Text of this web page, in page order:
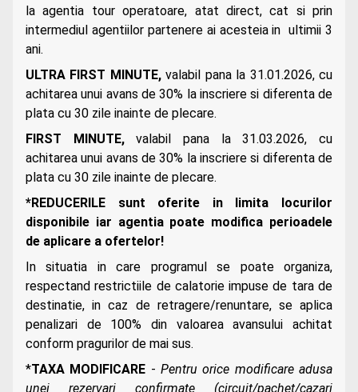
la agentia tour operatoare, atat direct, cat si prin
intermediul agentiilor partenere ai acesteia in ultimii 3
ani.
ULTRA FIRST MINUTE,valabil pana la 31.01.2026, cu
achitarea unui avans de 30% la inscriere si diferenta de
plata cu 30 zile inainte de plecare.
FIRST MINUTE,valabil pana la 31.03.2026, cu
achitarea unui avans de 30% la inscriere si diferenta de
plata cu 30 zile inainte de plecare.
*REDUCERILE sunt oferite in limita locurilor
disponibile iar agentia poate modifica perioadele
de aplicare a ofertelor!
In situatia in care programul se poate organiza,
respectand restrictiile de calatorie impuse de tara de
destinatie, in caz de retragere/renuntare, se aplica
penalizari de 100% din valoarea avansului achitat
conform pragurilor de mai sus.
*TAXA MODIFICARE -Pentru orice modificare adusa
unei rezervari confirmate (circuit/pachet/cazari